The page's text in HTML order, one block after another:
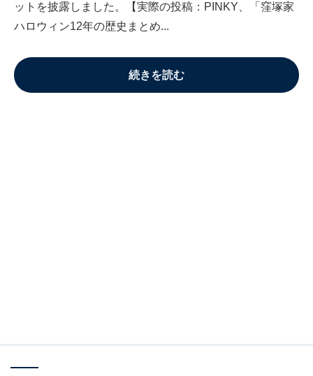
ットを披露しました。【実際の投稿：PINKY、「窪塚家
ハロウィン12年の歴史まとめ...
続きを読む